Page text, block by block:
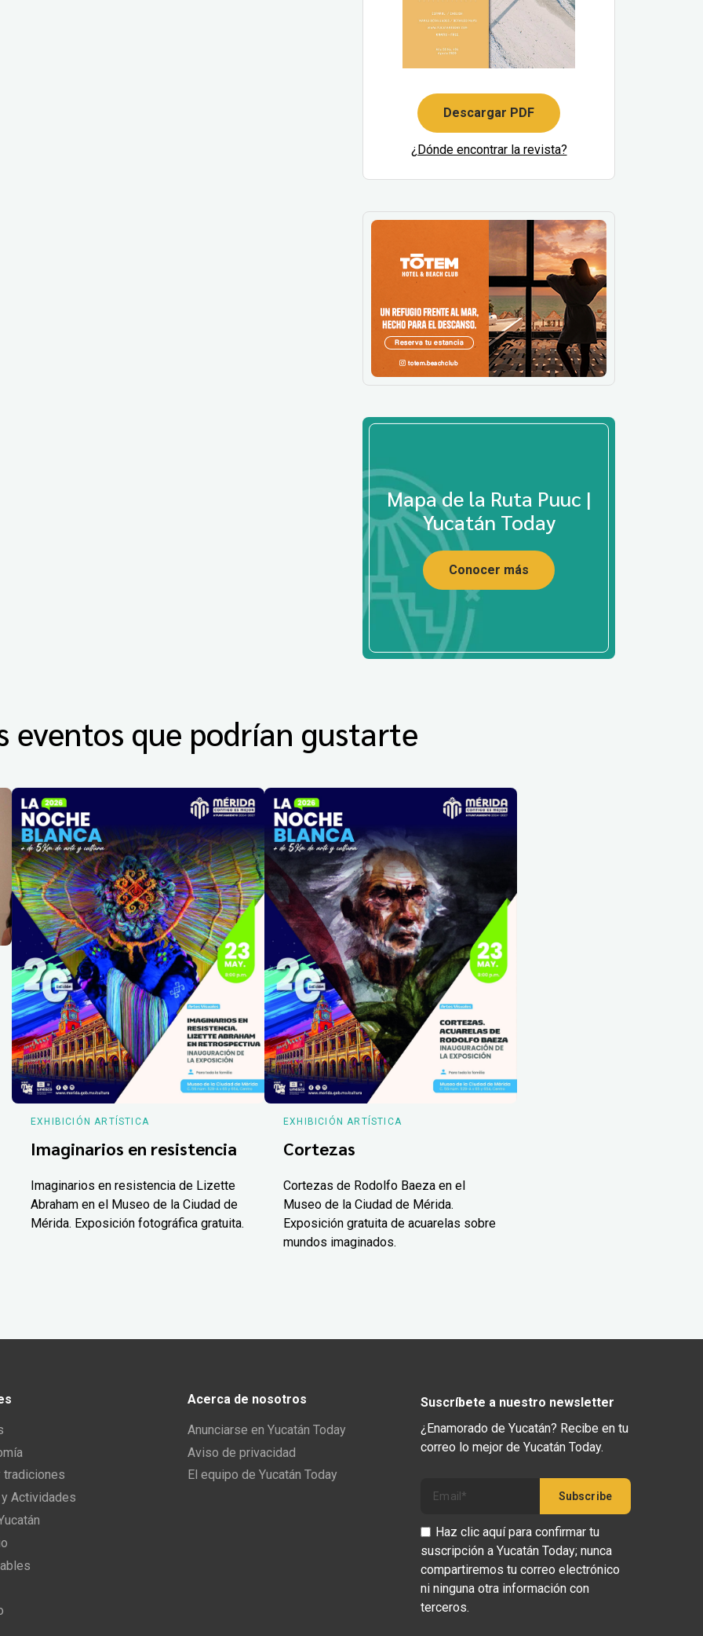
Descargar PDF
¿Dónde encontrar la revista?
Mapa de la Ruta Puuc |
Yucatán Today
Conocer más
eventos que podrían gustarte
EXHIBICIÓN ARTÍSTICA
Imaginarios en resistencia
Imaginarios en resistencia de Lizette
Abraham en el Museo de la Ciudad de
Mérida. Exposición fotográfica gratuita.
EXHIBICIÓN ARTÍSTICA
Cortezas
Cortezas de Rodolfo Baeza en el
Museo de la Ciudad de Mérida.
Exposición gratuita de acuarelas sobre
mundos imaginados.
tradiciones
Actividades
Acerca de nosotros
Anunciarse en Yucatán Today
Aviso de privacidad
El equipo de Yucatán Today
Suscríbete a nuestro newsletter
¿Enamorado de Yucatán? Recibe en tu
correo lo mejor de Yucatán Today.
Haz clic aquí para confirmar tu
suscripción a Yucatán Today; nunca
compartiremos tu correo electrónico
ni ninguna otra información con
terceros.